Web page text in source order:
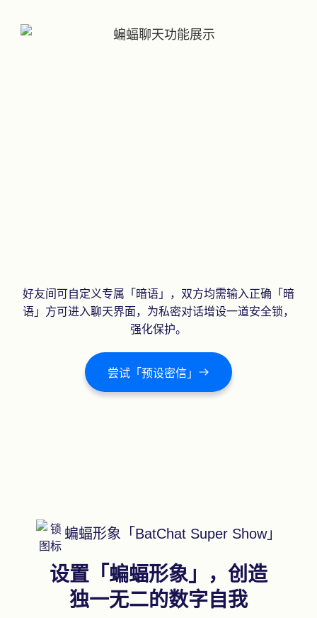
好友间可自定义专属「暗语」，双方均需输入正确「暗
语」方可进入聊天界面，为私密对话增设一道安全锁，
强化保护。
尝试「预设密信」
蝙蝠形象「BatChat Super Show」
设置「蝙蝠形象」，创造
独一无二的数字自我